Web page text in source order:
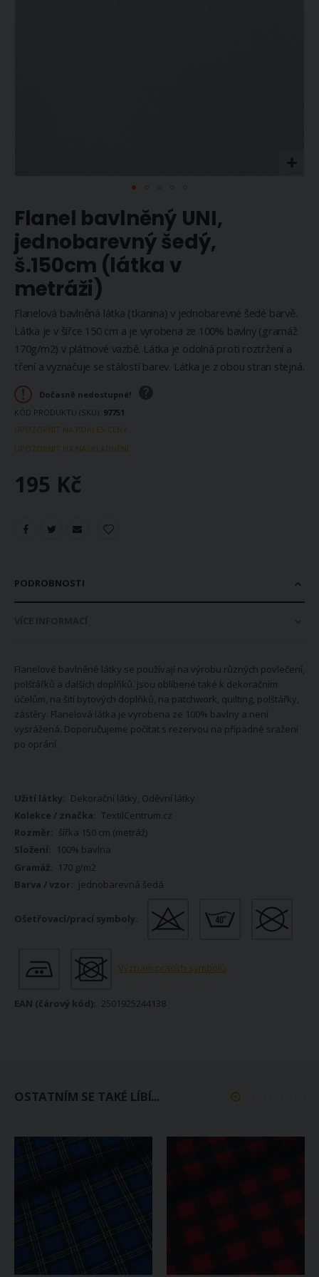
na
začátek
galerie
s
obrázky
Flanel bavlněný UNI,
jednobarevný šedý,
š.150cm (látka v
metráži)
Flanelová bavlněná látka (tkanina) v jednobarevné šedé barvě.
Látka je v šířce 150 cm a je vyrobena ze 100% bavlny (gramáž
170g/m2) v plátnové vazbě. Látka je odolná proti roztržení a
tření a vyznačuje se stálostí barev. Látka je z obou stran stejná.
Dočasně nedostupné!
KÓD PRODUKTU (SKU) 97751
UPOZORNIT NA POKLES CENY
UPOZORNIT NA NASKLADNĚNÍ
195 Kč
PODROBNOSTI
Flanelové bavlněné látky se používají na výrobu různých povlečení,
polštářků a dalších doplňků. Jsou oblíbené také k dekoračním
účelům, na šití bytových doplňků, na patchwork, quilting, polštářky,
zástěry. Flanelová látka je vyrobena ze 100% bavlny a není
vysrážená. Doporučujeme počítat s rezervou na případné sražení
po oprání.
Více
informací
Dekorační látky, Oděvní látky
TextilCentrum.cz
šířka 150 cm (metráž)
100% bavlna
170 g/m2
jednobarevná šedá
Význam pracích symbolů
2501925244138
OSTATNÍM SE TAKÉ LÍBÍ...